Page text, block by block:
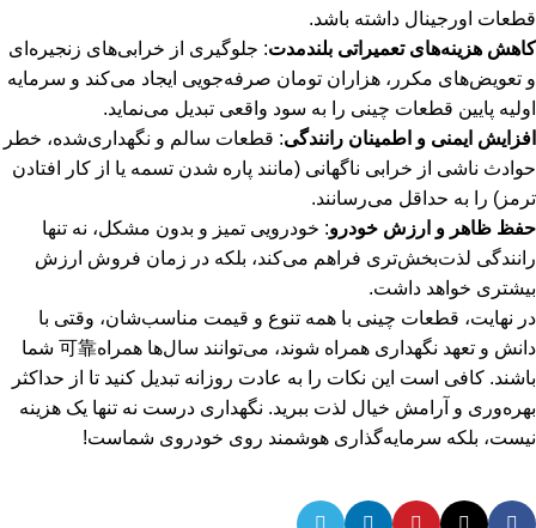
قطعات اورجینال داشته باشد.
کاهش هزینه‌های تعمیراتی بلندمدت: جلوگیری از خرابی‌های زنجیره‌ای
و تعویض‌های مکرر، هزاران تومان صرفه‌جویی ایجاد می‌کند و سرمایه
اولیه پایین قطعات چینی را به سود واقعی تبدیل می‌نماید.
افزایش ایمنی و اطمینان رانندگی: قطعات سالم و نگهداری‌شده، خطر
حوادث ناشی از خرابی ناگهانی (مانند پاره شدن تسمه یا از کار افتادن
ترمز) را به حداقل می‌رسانند.
حفظ ظاهر و ارزش خودرو: خودرویی تمیز و بدون مشکل، نه تنها
رانندگی لذت‌بخش‌تری فراهم می‌کند، بلکه در زمان فروش ارزش
بیشتری خواهد داشت.
در نهایت، قطعات چینی با همه تنوع و قیمت مناسب‌شان، وقتی با
دانش و تعهد نگهداری همراه شوند، می‌توانند سال‌ها همراه可靠 شما
باشند. کافی است این نکات را به عادت روزانه تبدیل کنید تا از حداکثر
بهره‌وری و آرامش خیال لذت ببرید. نگهداری درست نه تنها یک هزینه
نیست، بلکه سرمایه‌گذاری هوشمند روی خودروی شماست!